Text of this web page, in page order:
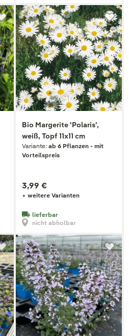
Bio Margerite 'Polaris',
weiß, Topf 11x11 cm
Variante: ab 6 Pflanzen - mit
Vorteilspreis
3,99 €
+ weitere Varianten
lieferbar
nicht abholbar